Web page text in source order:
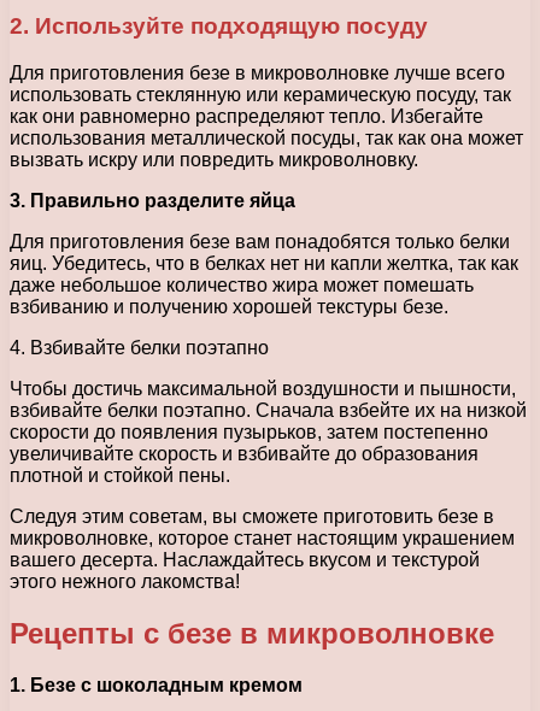
2. Используйте подходящую посуду
Для приготовления безе в микроволновке лучше всего
использовать стеклянную или керамическую посуду, так
как они равномерно распределяют тепло. Избегайте
использования металлической посуды, так как она может
вызвать искру или повредить микроволновку.
3. Правильно разделите яйца
Для приготовления безе вам понадобятся только белки
яиц. Убедитесь, что в белках нет ни капли желтка, так как
даже небольшое количество жира может помешать
взбиванию и получению хорошей текстуры безе.
4. Взбивайте белки поэтапно
Чтобы достичь максимальной воздушности и пышности,
взбивайте белки поэтапно. Сначала взбейте их на низкой
скорости до появления пузырьков, затем постепенно
увеличивайте скорость и взбивайте до образования
плотной и стойкой пены.
Следуя этим советам, вы сможете приготовить безе в
микроволновке, которое станет настоящим украшением
вашего десерта. Наслаждайтесь вкусом и текстурой
этого нежного лакомства!
Рецепты с безе в микроволновке
1. Безе с шоколадным кремом